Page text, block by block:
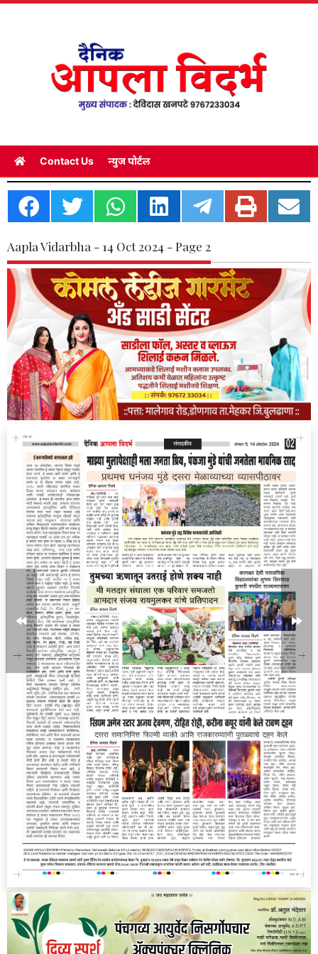
Contact Us न्युज पोर्टल
Aapla Vidarbha - 14 Oct 2024 - Page 2